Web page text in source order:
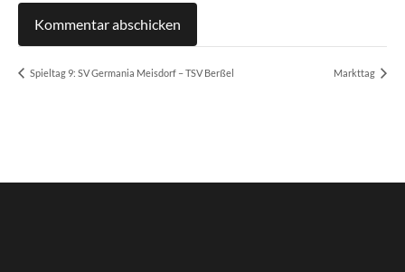
Spieltag 9: SV Germania Meisdorf – TSV Berßel Markttag